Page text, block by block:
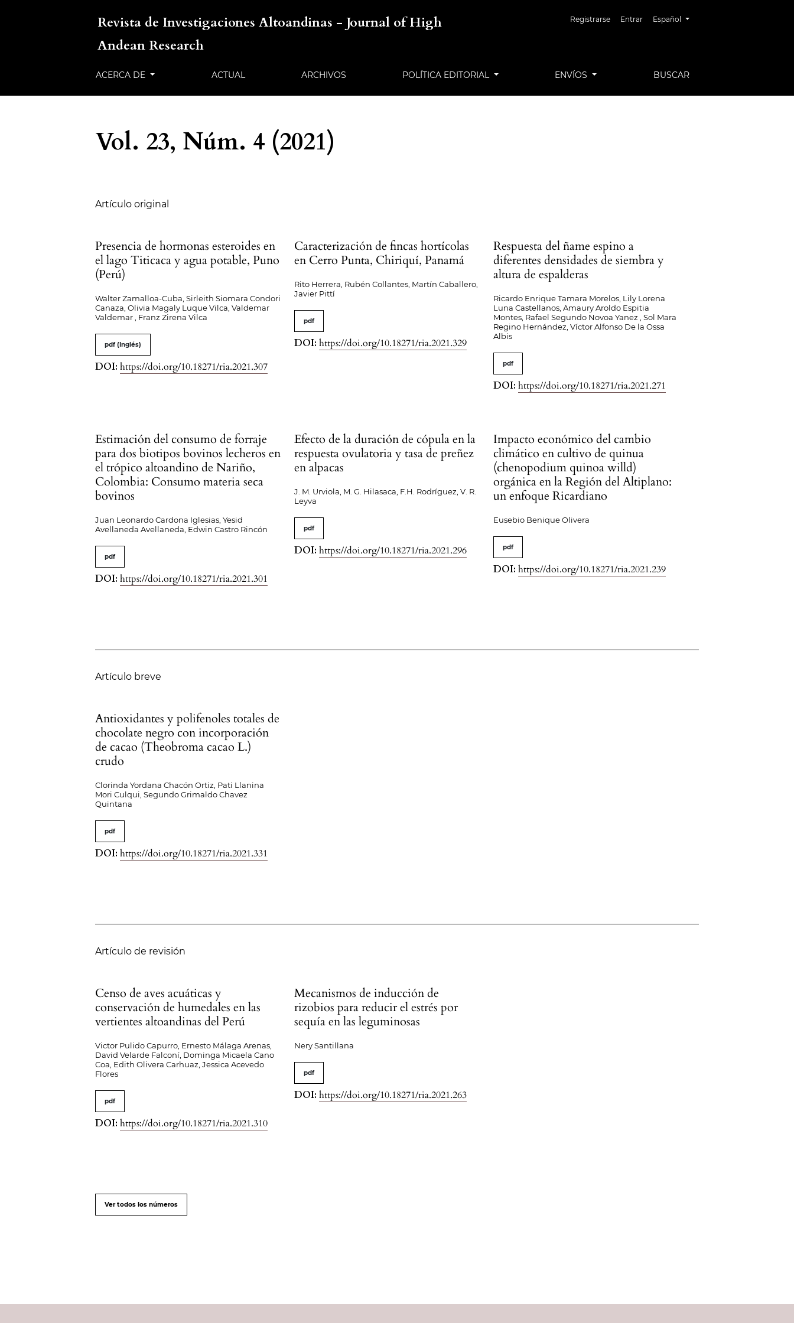
Revista de Investigaciones Altoandinas - Journal of High
Andean Research
Registrarse Entrar Cambiar el idioma. El idioma actual es:
Español
ACERCA DE ACTUAL ARCHIVOS POLÍTICA EDITORIAL ENVÍOS BUSCAR
Vol. 23, Núm. 4 (2021)
Artículo original
Presencia de hormonas esteroides en
el lago Titicaca y agua potable, Puno
(Perú)
Walter Zamalloa-Cuba, Sirleith Siomara Condori
Canaza, Olivia Magaly Luque Vilca, Valdemar
Valdemar , Franz Zirena Vilca
pdf (Inglés)
DOI:https://doi.org/10.18271/ria.2021.307
Caracterización de fincas hortícolas
en Cerro Punta, Chiriquí, Panamá
Rito Herrera, Rubén Collantes, Martín Caballero,
Javier Pittí
pdf
DOI:https://doi.org/10.18271/ria.2021.329
Respuesta del ñame espino a
diferentes densidades de siembra y
altura de espalderas
Ricardo Enrique Tamara Morelos, Lily Lorena
Luna Castellanos, Amaury Aroldo Espitia
Montes, Rafael Segundo Novoa Yanez , Sol Mara
Regino Hernández, Víctor Alfonso De la Ossa
Albis
pdf
DOI:https://doi.org/10.18271/ria.2021.271
Estimación del consumo de forraje
para dos biotipos bovinos lecheros en
el trópico altoandino de Nariño,
Colombia: Consumo materia seca
bovinos
Juan Leonardo Cardona Iglesias, Yesid
Avellaneda Avellaneda, Edwin Castro Rincón
pdf
DOI:https://doi.org/10.18271/ria.2021.301
Efecto de la duración de cópula en la
respuesta ovulatoria y tasa de preñez
en alpacas
J. M. Urviola, M. G. Hilasaca, F.H. Rodríguez, V. R.
Leyva
pdf
DOI:https://doi.org/10.18271/ria.2021.296
Impacto económico del cambio
climático en cultivo de quinua
(chenopodium quinoa willd)
orgánica en la Región del Altiplano:
un enfoque Ricardiano
Eusebio Benique Olivera
pdf
DOI:https://doi.org/10.18271/ria.2021.239
Artículo breve
Antioxidantes y polifenoles totales de
chocolate negro con incorporación
de cacao (Theobroma cacao L.)
crudo
Clorinda Yordana Chacón Ortiz, Pati Llanina
Mori Culqui, Segundo Grimaldo Chavez
Quintana
pdf
DOI:https://doi.org/10.18271/ria.2021.331
Artículo de revisión
Censo de aves acuáticas y
conservación de humedales en las
vertientes altoandinas del Perú
Victor Pulido Capurro, Ernesto Málaga Arenas,
David Velarde Falconí, Dominga Micaela Cano
Coa, Edith Olivera Carhuaz, Jessica Acevedo
Flores
pdf
DOI:https://doi.org/10.18271/ria.2021.310
Mecanismos de inducción de
rizobios para reducir el estrés por
sequía en las leguminosas
Nery Santillana
pdf
DOI:https://doi.org/10.18271/ria.2021.263
Ver todos los números